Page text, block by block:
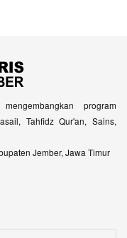
program
Tahfidz Qur'an, Sains,
Jember, Jawa Timur